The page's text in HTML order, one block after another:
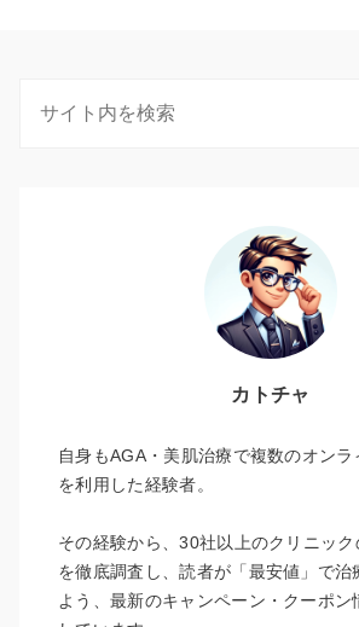
カトチャ
自身もAGA・美肌治療で複数のオンラ
を利用した経験者。
その経験から、30社以上のクリニック
を徹底調査し、読者が「最安値」で治
よう、最新のキャンペーン・クーポン